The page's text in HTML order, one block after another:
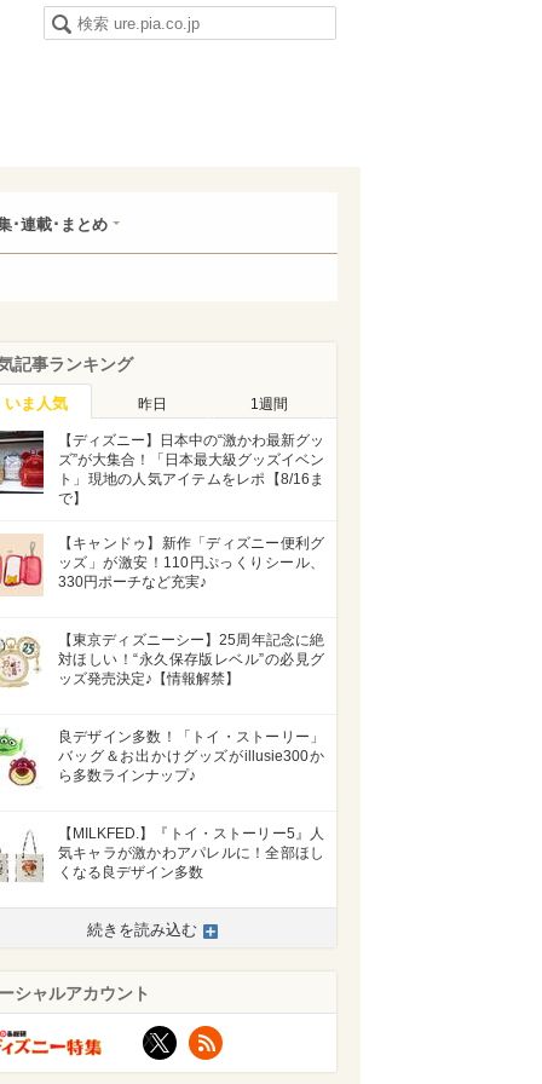
･連載･まとめ
記事ランキング
いま人気 昨日 1週間
【ディズニー】日本中の“激かわ最新グッ
ズ”が大集合！「日本最大級グッズイベン
ト」現地の人気アイテムをレポ【8/16ま
で】
【キャンドゥ】新作「ディズニー便利グ
ッズ」が激安！110円ぷっくりシール、
330円ポーチなど充実♪
【東京ディズニーシー】25周年記念に絶
対ほしい！“永久保存版レベル”の必見グ
ッズ発売決定♪【情報解禁】
良デザイン多数！「トイ・ストーリー」
バッグ＆お出かけグッズがillusie300か
ら多数ラインナップ♪
【MILKFED.】『トイ・ストーリー5』人
気キャラが激かわアパレルに！全部ほし
くなる良デザイン多数
続きを読み込む
シャルアカウント
X